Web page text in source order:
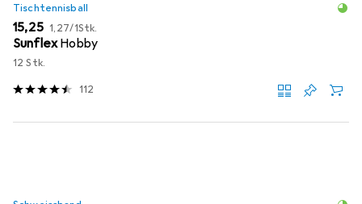
Tischtennisball
EUR
15,25 EUR
1,27/1Stk.
SunflexHobby
12 Stk.
112